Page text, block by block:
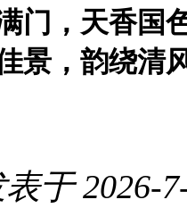
门，天香国
景，韵绕清
于 2026-